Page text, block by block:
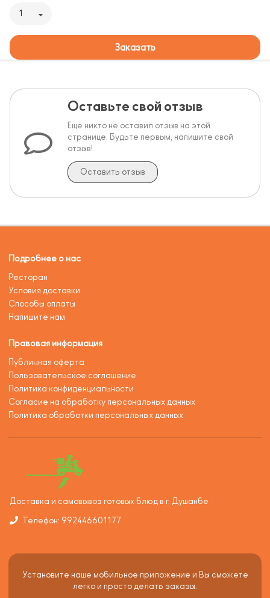
1
Заказать
Оставьте свой отзыв
Еще никто не оставил отзыв на этой
странице. Будьте первым, напишите свой
отзыв!
Оставить отзыв
Подробнее о нас
Ресторан
Условия доставки
Способы оплаты
Напишите нам
Правовая информация
Публичная оферта
Пользовательское соглашение
Политика конфиденциальности
Согласие на обработку персональных данных
Политика обработки персональных данных
Доставка и самовывоз готовых блюд в г. Душанбе
Телефон: 992446601177
Установите наше мобильное приложение и Вы сможете
легко и просто делать заказы.